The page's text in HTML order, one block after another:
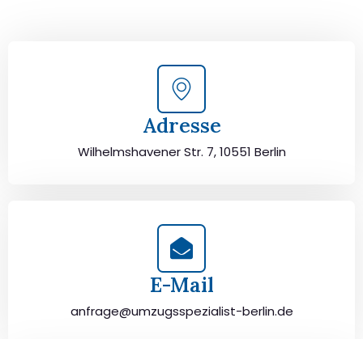
Adresse
Wilhelmshavener Str. 7, 10551 Berlin
E-Mail
anfrage@umzugsspezialist-berlin.de